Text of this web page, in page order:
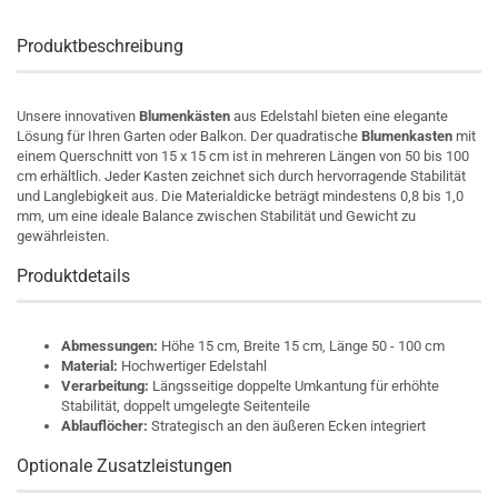
Produktbeschreibung
Unsere innovativen Blumenkästen aus Edelstahl bieten eine elegante
Lösung für Ihren Garten oder Balkon. Der quadratische Blumenkasten mit
einem Querschnitt von 15 x 15 cm ist in mehreren Längen von 50 bis 100
cm erhältlich. Jeder Kasten zeichnet sich durch hervorragende Stabilität
und Langlebigkeit aus. Die Materialdicke beträgt mindestens 0,8 bis 1,0
mm, um eine ideale Balance zwischen Stabilität und Gewicht zu
gewährleisten.
Produktdetails
Abmessungen: Höhe 15 cm, Breite 15 cm, Länge 50 - 100 cm
Material: Hochwertiger Edelstahl
Verarbeitung: Längsseitige doppelte Umkantung für erhöhte
Stabilität, doppelt umgelegte Seitenteile
Ablauflöcher: Strategisch an den äußeren Ecken integriert
Optionale Zusatzleistungen